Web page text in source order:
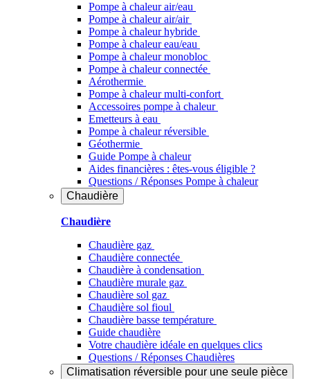
Pompe à chaleur air/eau
Pompe à chaleur air/air
Pompe à chaleur hybride
Pompe à chaleur​ eau/eau
Pompe à chaleur monobloc
Pompe à chaleur connectée
Aérothermie
Pompe à chaleur multi-confort
Accessoires pompe à chaleur
Emetteurs à eau
Pompe à chaleur réversible
Géothermie
Guide Pompe à chaleur
Aides financières : êtes-vous éligible ?
Questions / Réponses Pompe à chaleur
Chaudière
Chaudière
Chaudière gaz
Chaudière connectée
Chaudière à condensation
Chaudière murale gaz
Chaudière sol gaz
Chaudière sol fioul
Chaudière basse température
Guide chaudière
Votre chaudière idéale en quelques clics
Questions / Réponses Chaudières
Climatisation réversible pour une seule pièce